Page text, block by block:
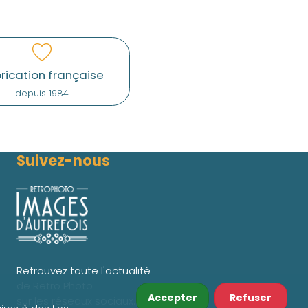
Accepter Refuser
française
depuis 1984
Suivez-nous
Retrouvez toute l'actualité